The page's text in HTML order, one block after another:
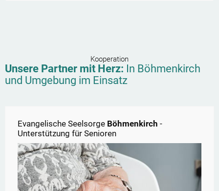
Kooperation
Unsere Partner mit Herz: In Böhmenkirch
und Umgebung im Einsatz
Evangelische Seelsorge Böhmenkirch -
Unterstützung für Senioren